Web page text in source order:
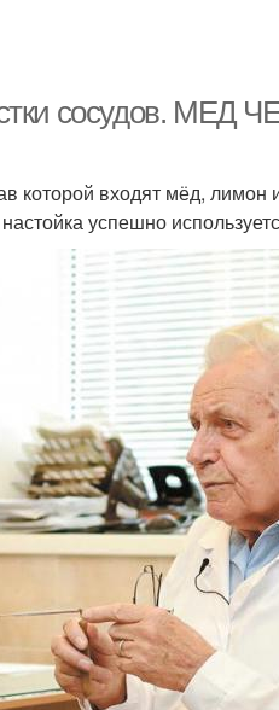
сосудов.
которой входят мёд,
успешно